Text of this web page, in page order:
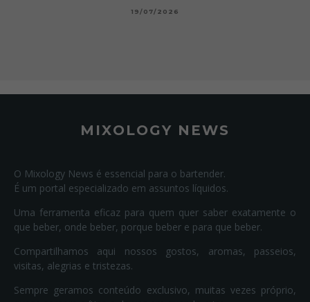
19/07/2026
MIXOLOGY NEWS
O Mixology News é essencial para o bartender.
É um portal especializado em assuntos líquidos.
Uma ferramenta eficaz para quem quer saber exatamente o
que beber, onde beber, porque beber e para que beber.
Compartilhamos aqui nossos gostos, aromas, passeios,
visitas, alegrias e tristezas.
Sempre geramos conteúdo exclusivo, muitas vezes próprio,